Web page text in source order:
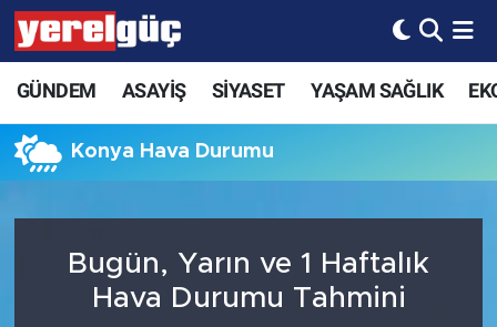
GÜNDEM ASAYİŞ SİYASET YAŞAM SAĞLIK
Konya Hava Durumu
Bugün, Yarın ve 1 Haftalık
Hava Durumu Tahmini